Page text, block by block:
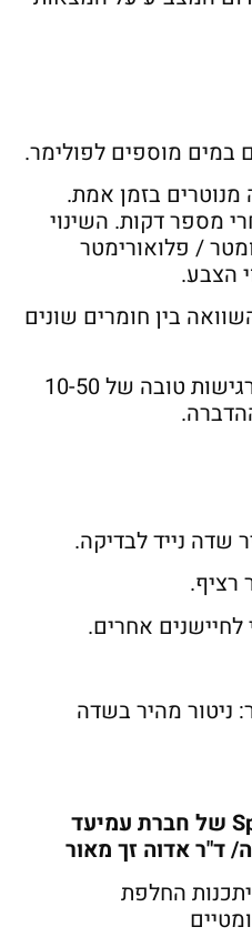
במים מוספים לפולימר.
מנוטרים בזמן אמת.
מספר דקות. השינוי
/ פלואורימטר
הצבע.
בין חומרים שונים
• במהלך המחקר הושגה רגישות טובה של 10-50
שדה נייד לבדיקה.
רציף.
אחרים.
ניטור מהיר בשדה
11. שילוב מסנן ה- Spider של חברת עמיעד
ד"ר אדוה זך מאור
החלפת